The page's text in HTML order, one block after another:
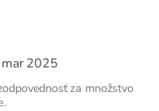
2025
za množstvo